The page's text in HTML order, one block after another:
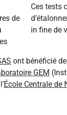
de
Ces tests
in fine de
ont bénéficié
GEM
École Centrale de